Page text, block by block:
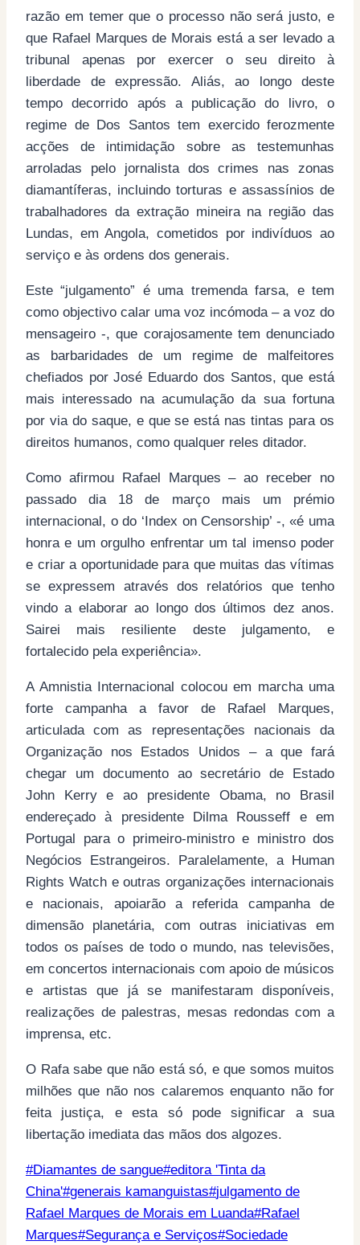
razão em temer que o processo não será justo, e
que Rafael Marques de Morais está a ser levado a
tribunal apenas por exercer o seu direito à
liberdade de expressão. Aliás, ao longo deste
tempo decorrido após a publicação do livro, o
regime de Dos Santos tem exercido ferozmente
acções de intimidação sobre as testemunhas
arroladas pelo jornalista dos crimes nas zonas
diamantíferas, incluindo torturas e assassínios de
trabalhadores da extração mineira na região das
Lundas, em Angola, cometidos por indivíduos ao
serviço e às ordens dos generais.
Este “julgamento” é uma tremenda farsa, e tem
como objectivo calar uma voz incómoda – a voz do
mensageiro -, que corajosamente tem denunciado
as barbaridades de um regime de malfeitores
chefiados por José Eduardo dos Santos, que está
mais interessado na acumulação da sua fortuna
por via do saque, e que se está nas tintas para os
direitos humanos, como qualquer reles ditador.
Como afirmou Rafael Marques – ao receber no
passado dia 18 de março mais um prémio
internacional, o do ‘Index on Censorship’ -, «é uma
honra e um orgulho enfrentar um tal imenso poder
e criar a oportunidade para que muitas das vítimas
se expressem através dos relatórios que tenho
vindo a elaborar ao longo dos últimos dez anos.
Sairei mais resiliente deste julgamento, e
fortalecido pela experiência».
A Amnistia Internacional colocou em marcha uma
forte campanha a favor de Rafael Marques,
articulada com as representações nacionais da
Organização nos Estados Unidos – a que fará
chegar um documento ao secretário de Estado
John Kerry e ao presidente Obama, no Brasil
endereçado à presidente Dilma Rousseff e em
Portugal para o primeiro-ministro e ministro dos
Negócios Estrangeiros. Paralelamente, a Human
Rights Watch e outras organizações internacionais
e nacionais, apoiarão a referida campanha de
dimensão planetária, com outras iniciativas em
todos os países de todo o mundo, nas televisões,
em concertos internacionais com apoio de músicos
e artistas que já se manifestaram disponíveis,
realizações de palestras, mesas redondas com a
imprensa, etc.
O Rafa sabe que não está só, e que somos muitos
milhões que não nos calaremos enquanto não for
feita justiça, e esta só pode significar a sua
libertação imediata das mãos dos algozes.
Post
Tags:
#Diamantes de sangue#editora 'Tinta da
China'#generais kamanguistas#julgamento de
Rafael Marques de Morais em Luanda#Rafael
Marques#Segurança e Serviços#Sociedade